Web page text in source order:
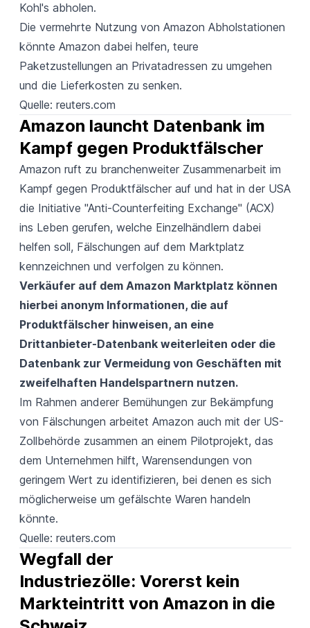
Kohl's abholen.
Die vermehrte Nutzung von Amazon Abholstationen
könnte Amazon dabei helfen, teure
Paketzustellungen an Privatadressen zu umgehen
und die Lieferkosten zu senken.
Quelle: reuters.com
Amazon launcht Datenbank im
Kampf gegen Produktfälscher
Amazon ruft zu branchenweiter Zusammenarbeit im
Kampf gegen Produktfälscher auf und hat in der USA
die Initiative "Anti-Counterfeiting Exchange" (ACX)
ins Leben gerufen, welche Einzelhändlern dabei
helfen soll, Fälschungen auf dem Marktplatz
kennzeichnen und verfolgen zu können.
Verkäufer auf dem Amazon Marktplatz können
hierbei anonym Informationen, die auf
Produktfälscher hinweisen, an eine
Drittanbieter-Datenbank weiterleiten oder die
Datenbank zur Vermeidung von Geschäften mit
zweifelhaften Handelspartnern nutzen.
Im Rahmen anderer Bemühungen zur Bekämpfung
von Fälschungen arbeitet Amazon auch mit der US-
Zollbehörde zusammen an einem Pilotprojekt, das
dem Unternehmen hilft, Warensendungen von
geringem Wert zu identifizieren, bei denen es sich
möglicherweise um gefälschte Waren handeln
könnte.
Quelle: reuters.com
Wegfall der
Industriezölle: Vorerst kein
Markteintritt von Amazon in die